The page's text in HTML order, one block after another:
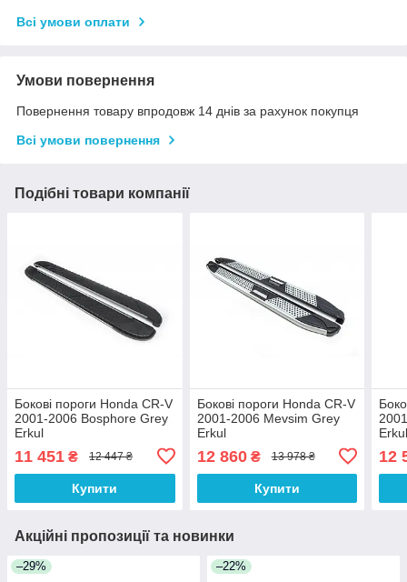
Всі умови оплати
Умови повернення
Повернення товару впродовж 14 днів за рахунок покупця
Всі умови повернення
Подібні товари компанії
Бокові пороги Honda CR-V
2001-2006 Bosphore Grey
Erkul
11 451 ₴ 12 447 ₴
Купити
Бокові пороги Honda CR-V
2001-2006 Mevsim Grey
Erkul
12 860₴ 13 978 ₴
Купити
12
Акційні пропозиції та новинки
–29% –22%